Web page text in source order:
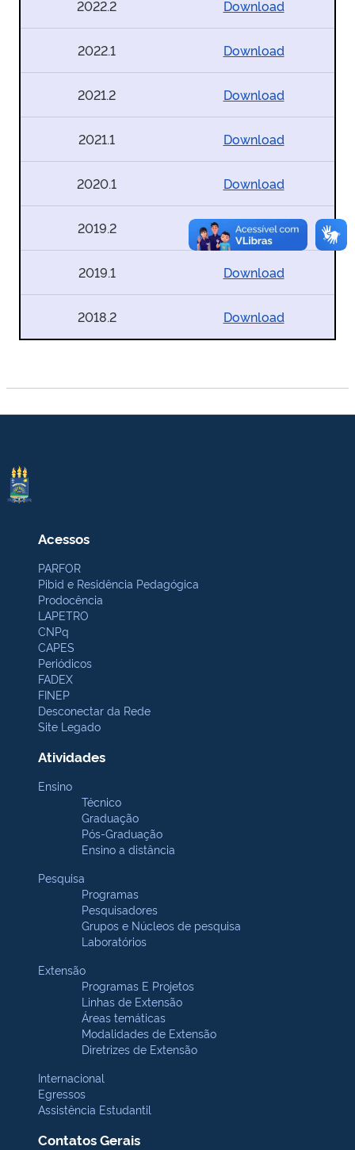
2022.2 Download
2022.1 Download
2021.2 Download
2021.1 Download
2020.1 Download
2019.2 Download
2019.1 Download
2018.2 Download
Acessos
PARFOR
Pibid e Residência Pedagógica
Prodocência
LAPETRO
CNPq
CAPES
Periódicos
FADEX
FINEP
Desconectar da Rede
Site Legado
Atividades
Ensino
Técnico
Graduação
Pós-Graduação
Ensino a distância
Pesquisa
Programas
Pesquisadores
Grupos e Núcleos de pesquisa
Laboratórios
Extensão
Programas E Projetos
Linhas de Extensão
Áreas temáticas
Modalidades de Extensão
Diretrizes de Extensão
Internacional
Egressos
Assistência Estudantil
Contatos Gerais